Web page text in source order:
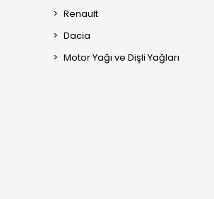
Renault
Dacia
Motor Yağı ve Dişli Yağları